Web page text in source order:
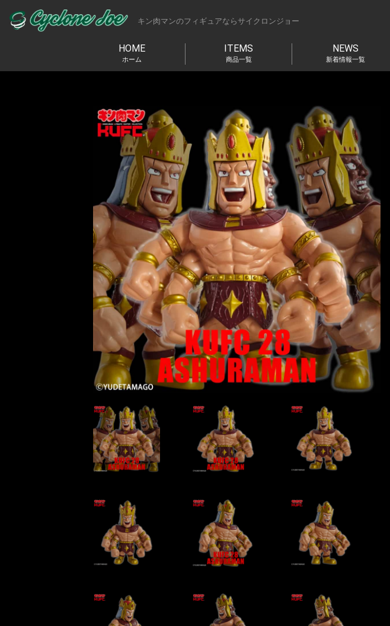
キン肉マンのフィギュアならサイクロンジョー
HOME
ホーム
ITEMS
商品一覧
NEWS
新着情報一覧